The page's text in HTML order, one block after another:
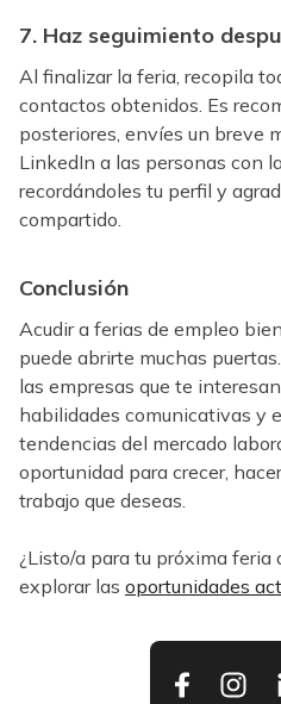
7. Haz seguimiento
Al finalizar la feria, recopila
contactos obtenidos. Es
posteriores, envíes un breve
LinkedIn a las personas con
recordándoles tu perfil y
compartido.
Conclusión
Acudir a ferias de empleo
puede abrirte muchas
las empresas que te
habilidades comunicativas y
tendencias del mercado
oportunidad para crecer,
trabajo que deseas.
¿Listo/a para tu próxima feria
explorar las oportunidades